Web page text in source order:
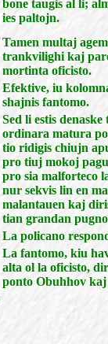
bone taugis al li;
ies paltojn.
Tamen multaj
trankvilighi kaj
mortinta oficisto.
Efektive, iu
shajnis fantomo.
Sed li estis
ordinara matura
tio ridigis chiujn
pro tiuj mokoj
pro sia malforteco
nur sekvis lin en
malantauen kaj
tian grandan
La policano
La fantomo, kiu
alta ol la oficisto,
ponto Obuhhov